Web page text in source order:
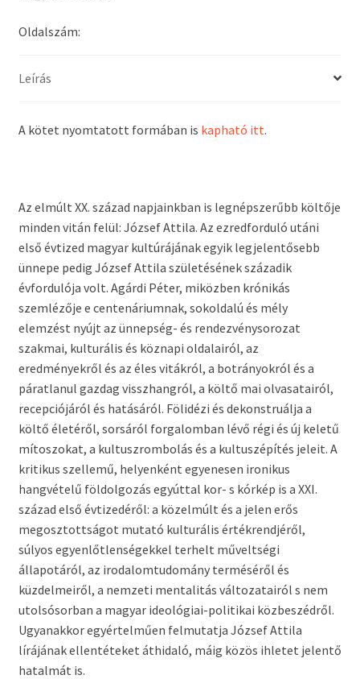
Oldalszám:
Leírás
A kötet nyomtatott formában is kapható itt.
Az elmúlt XX. század napjainkban is legnépszerűbb költője
minden vitán felül: József Attila. Az ezredforduló utáni
első évtized magyar kultúrájának egyik legjelentősebb
ünnepe pedig József Attila születésének századik
évfordulója volt. Agárdi Péter, miközben krónikás
szemlézője e centenáriumnak, sokoldalú és mély
elemzést nyújt az ünnepség- és rendezvénysorozat
szakmai, kulturális és köznapi oldalairól, az
eredményekről és az éles vitákról, a botrányokról és a
páratlanul gazdag visszhangról, a költő mai olvasatairól,
recepciójáról és hatásáról. Fölidézi és dekonstruálja a
költő életéről, sorsáról forgalomban lévő régi és új keletű
mítoszokat, a kultuszrombolás és a kultuszépítés jeleit. A
kritikus szellemű, helyenként egyenesen ironikus
hangvételű földolgozás egyúttal kor- s kórkép is a XXI.
század első évtizedéről: a közelmúlt és a jelen erős
megosztottságot mutató kulturális értékrendjéről,
súlyos egyenlőtlenségekkel terhelt műveltségi
állapotáról, az irodalomtudomány terméséről és
küzdelmeiről, a nemzeti mentalitás változatairól s nem
utolsósorban a magyar ideológiai-politikai közbeszédről.
Ugyanakkor egyértelműen felmutatja József Attila
lírájának ellentéteket áthidaló, máig közös ihletet jelentő
hatalmát is.